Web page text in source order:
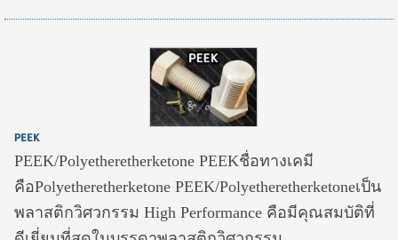
PEEK
PEEK/Polyetheretherketone PEEKชื่อทางเคมี
คือPolyetheretherketone PEEK/Polyetheretherketoneเป็น
พลาสติกวิศวกรรม High Performance คือมีคุณสมบัติที่